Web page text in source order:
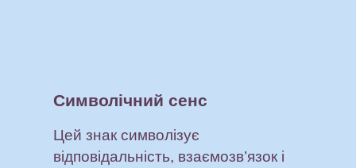
Символічний сенс
Цей знак символізує
відповідальність, взаємозв’язок і